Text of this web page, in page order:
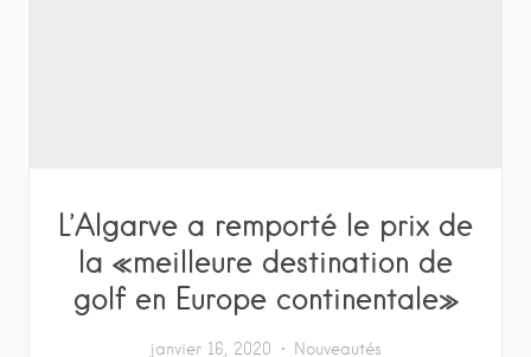
L’Algarve a remporté le prix de
la «meilleure destination de
golf en Europe continentale»
janvier 16, 2020 Nouveautés